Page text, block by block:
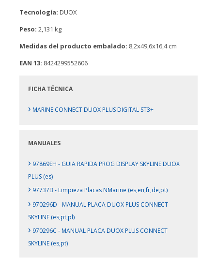
Tecnología: DUOX
Peso: 2,131 kg
Medidas del producto embalado: 8,2x49,6x16,4 cm
EAN 13: 8424299552606
FICHA TÉCNICA
› MARINE CONNECT DUOX PLUS DIGITAL ST3+
MANUALES
› 97869EH - GUIA RAPIDA PROG DISPLAY SKYLINE DUOX
PLUS (es)
› 97737B - Limpieza Placas NMarine (es,en,fr,de,pt)
› 970296D - MANUAL PLACA DUOX PLUS CONNECT
SKYLINE (es,pt,pl)
› 970296C - MANUAL PLACA DUOX PLUS CONNECT
SKYLINE (es,pt)